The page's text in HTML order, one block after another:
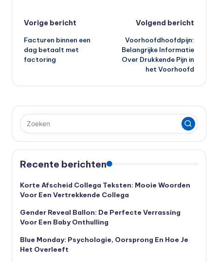
Bericht
navigatie
Vorige bericht
Facturen binnen een
dag betaalt met
factoring
Volgend bericht
Voorhoofdhoofdpijn:
Belangrijke Informatie
Over Drukkende Pijn in
het Voorhoofd
Recente berichten
Korte Afscheid Collega Teksten: Mooie Woorden
Voor Een Vertrekkende Collega
Gender Reveal Ballon: De Perfecte Verrassing
Voor Een Baby Onthulling
Blue Monday: Psychologie, Oorsprong En Hoe Je
Het Overleeft